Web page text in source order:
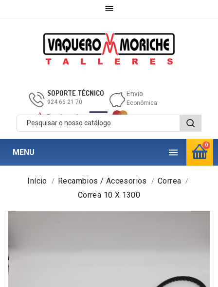

0
SOPORTE TÉCNICO
924 66 21 70
Envio
Econômica

MENU
Início Recambios / Accesorios
Correa
Correa 10 X 1300